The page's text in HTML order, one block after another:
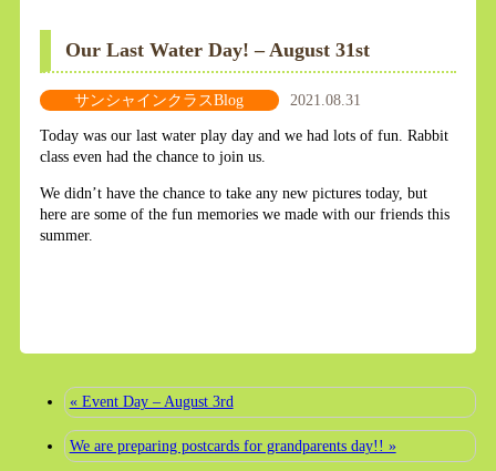
Our Last Water Day! – August 31st
サンシャインクラスBlog 2021.08.31
Today was our last water play day and we had lots of fun. Rabbit
class even had the chance to join us.
We didn’t have the chance to take any new pictures today, but
here are some of the fun memories we made with our friends this
summer.
« Event Day – August 3rd
We are preparing postcards for grandparents day!! »